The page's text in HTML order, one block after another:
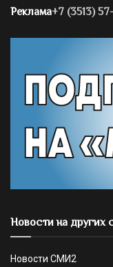
Реклама+7 (3513)
Новости на других
Новости СМИ2